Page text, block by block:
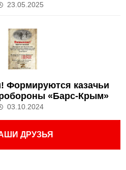
23.05.2025
Формируются казачьи
«Барс-Крым»
03.10.2024
ДРУЗЬЯ